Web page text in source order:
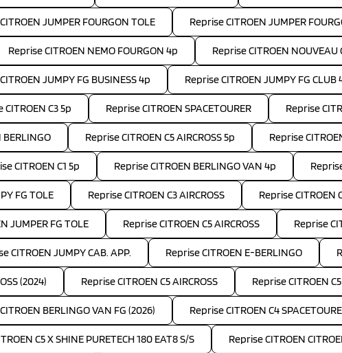
JUMPER FOURGON TOLE Reprise CITROEN JUMPER
Reprise CITROEN NEMO FOURGON 4p Reprise CITROEN NOUVEAU
JUMPY FG BUSINESS 4p Reprise CITROEN JUMPY FG CLUB
CITROEN C3 5p Reprise CITROEN SPACETOURER Reprise
BERLINGO Reprise CITROEN C5 AIRCROSS 5p Reprise
CITROEN C1 5p Reprise CITROEN BERLINGO VAN 4p
FG TOLE Reprise CITROEN C3 AIRCROSS Reprise CITROEN
JUMPER FG TOLE Reprise CITROEN C5 AIRCROSS Reprise
CITROEN JUMPY CAB. APP. Reprise CITROEN E-BERLINGO
(2024) Reprise CITROEN C5 AIRCROSS Reprise CITROEN
BERLINGO VAN FG (2026) Reprise CITROEN C4
C5 X SHINE PURETECH 180 EAT8 S/S Reprise CITROEN